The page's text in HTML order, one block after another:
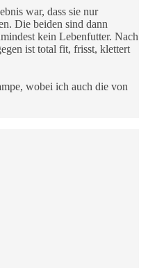
war, dass sie nur
Die beiden sind dann
kein Lebenfutter. Nach
ist total fit, frisst, klettert
wobei ich auch die von